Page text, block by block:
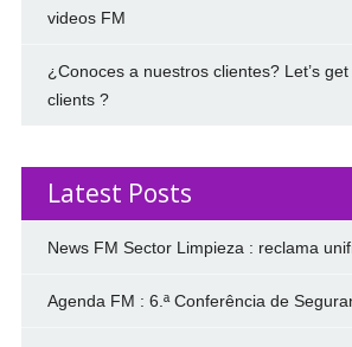
videos FM
¿Conoces a nuestros clientes? Let’s
clients ?
Latest Posts
News FM Sector Limpieza : reclama
Agenda FM : 6.ª Conferência de